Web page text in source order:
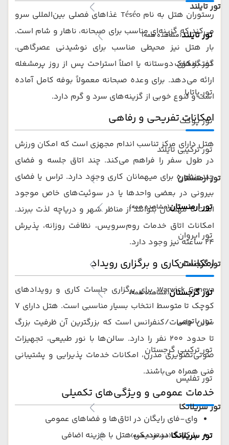
تور تایلند
تور تایلند(مشاهده همه)
تور بانکوک
تور پاتایا
تور پوکت
تور ترکیبی تایلند
تور ارمنستان
تور ارمنستان(مشاهده همه)
تور ایروان
تور گرجستان
تور گرجستان(مشاهده همه)
تور باتومی
تور ترکیبی گرجستان
تور تفلیس
تور سریلانکا
تور سریلانکا(مشاهده همه)
رستوران هتل به نام Téséo غذاهای فصلی بین‌المللی سرو
می‌کند که گزینه‌ای مناسب برای صبحانه، ناهار و شام است.
بار هتل نیز محیطی مناسب برای نوشیدنی عصرگاهی،
گفتگوهای دوستانه یا اصلاً استراحت پس از روز پرمشغله
ارائه می‌دهد. برای وعده صبحانه معمولاً بوفه کامل آماده
است و تنوع خوبی از گزینه‌های سرد و گرم دارد.
امکانات تفریحی و رفاهی
هتل دارای مرکز تناسب اندام مجهزی است که امکان ورزش
در طول سفر را فراهم می‌کند. چند اتاق جلسه و فضای
چندمنظوره برای میهمانان کاری وجود دارد. تراس یا فضای
بیرونی در بعضی واحدها یا در سوئیت‌های خاص موجود
است تا مهمانان بتوانند از مناظر شهر و دریاچه لذت ببرند.
امکانات اتاق خدمات روم‌سرویس، نظافت روزانه، پذیرش
۲۴ ساعته نیز وجود دارد.
امکانات کاری و برگزاری رویداد
Warwick Geneva برای برگزاری جلسات کاری و رویدادهای
کوچک تا متوسط انتخاب بسیار مناسبی است. هتل دارای ۷
سالن جلسات/کنفرانس است که بزرگترین آن ظرفیت بزرگ
تا حدود ۲۰۰ نفر را دارد. سالن‌ها با نور طبیعی، تجهیزات
صوتی‌تصویری مدرن، امکانات خدمات پذیرایی و پشتیبانی
فنی همراه می‌باشند.
خدمات عمومی و ویژگی‌های تکمیلی
وای‌-فای رایگان در اتاق‌ها و فضاهای عمومی
پارکینگ در نزدیکی هتل با هزینه اضافی